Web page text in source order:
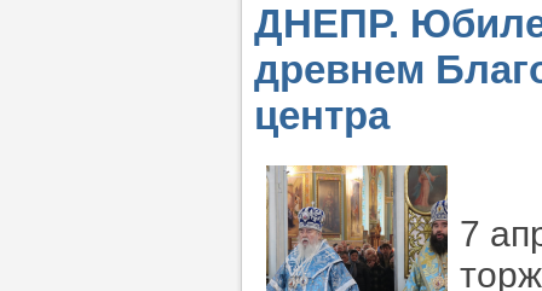
ДНЕПР.
древнем
центра
7